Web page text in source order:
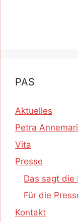
PAS
Aktuelles
Petra
Vita
Presse
Das sagt die
Für die
Kontakt